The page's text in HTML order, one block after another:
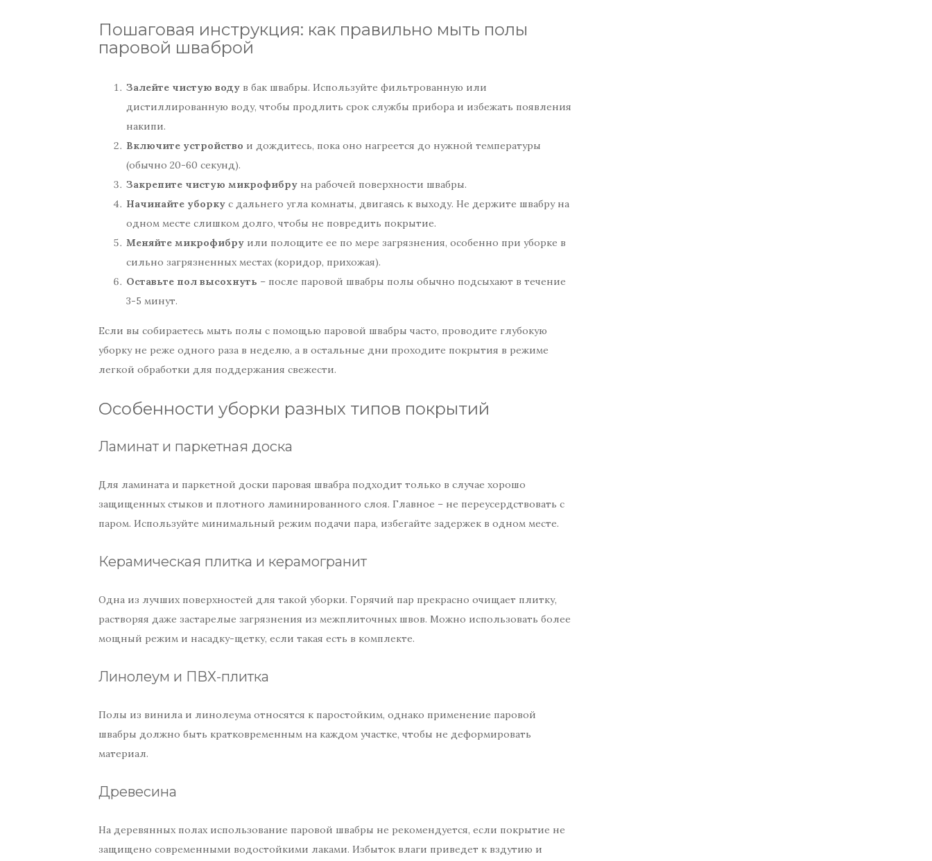
Пошаговая инструкция: как правильно мыть полы
паровой шваброй
Залейте чистую воду в бак швабры. Используйте фильтрованную или
дистиллированную воду, чтобы продлить срок службы прибора и избежать появления
накипи.
Включите устройство и дождитесь, пока оно нагреется до нужной температуры
(обычно 20-60 секунд).
Закрепите чистую микрофибру на рабочей поверхности швабры.
Начинайте уборку с дальнего угла комнаты, двигаясь к выходу. Не держите швабру на
одном месте слишком долго, чтобы не повредить покрытие.
Меняйте микрофибру или полощите ее по мере загрязнения, особенно при уборке в
сильно загрязненных местах (коридор, прихожая).
Оставьте пол высохнуть – после паровой швабры полы обычно подсыхают в течение
3-5 минут.
Если вы собираетесь мыть полы с помощью паровой швабры часто, проводите глубокую
уборку не реже одного раза в неделю, а в остальные дни проходите покрытия в режиме
легкой обработки для поддержания свежести.
Особенности уборки разных типов покрытий
Ламинат и паркетная доска
Для ламината и паркетной доски паровая швабра подходит только в случае хорошо
защищенных стыков и плотного ламинированного слоя. Главное – не переусердствовать с
паром. Используйте минимальный режим подачи пара, избегайте задержек в одном месте.
Керамическая плитка и керамогранит
Одна из лучших поверхностей для такой уборки. Горячий пар прекрасно очищает плитку,
растворяя даже застарелые загрязнения из межплиточных швов. Можно использовать более
мощный режим и насадку-щетку, если такая есть в комплекте.
Линолеум и ПВХ-плитка
Полы из винила и линолеума относятся к паростойким, однако применение паровой
швабры должно быть кратковременным на каждом участке, чтобы не деформировать
материал.
Древесина
На деревянных полах использование паровой швабры не рекомендуется, если покрытие не
защищено современными водостойкими лаками. Избыток влаги приведет к вздутию и